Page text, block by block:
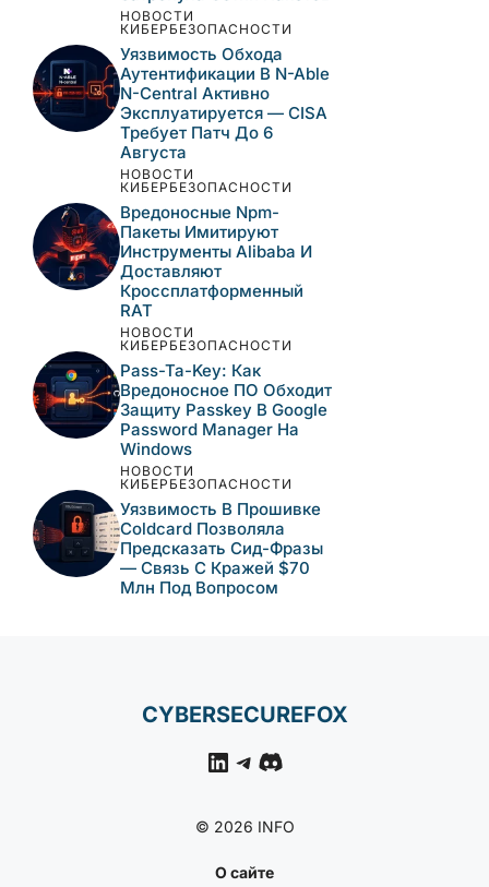
НОВОСТИ
КИБЕРБЕЗОПАСНОСТИ
Уязвимость Обхода
Аутентификации В N-Able
N-Central Активно
Эксплуатируется — CISA
Требует Патч До 6
Августа
НОВОСТИ
КИБЕРБЕЗОПАСНОСТИ
Вредоносные Npm-
Пакеты Имитируют
Инструменты Alibaba И
Доставляют
Кроссплатформенный
RAT
НОВОСТИ
КИБЕРБЕЗОПАСНОСТИ
Pass-Ta-Key: Как
Вредоносное ПО Обходит
Защиту Passkey В Google
Password Manager На
Windows
НОВОСТИ
КИБЕРБЕЗОПАСНОСТИ
Уязвимость В Прошивке
Coldcard Позволяла
Предсказать Сид-Фразы
— Связь С Кражей $70
Млн Под Вопросом
CYBERSECUREFOX
LinkedIn
Telegram
Discord
© 2026 INFO
О сайте